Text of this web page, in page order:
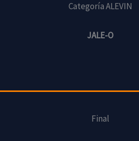
Categoría ALEVIN
JALE-O
Final